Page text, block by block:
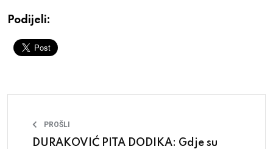
Podijeli:
PROŠLI
DURAKOVIĆ PITA DODIKA: Gdje su